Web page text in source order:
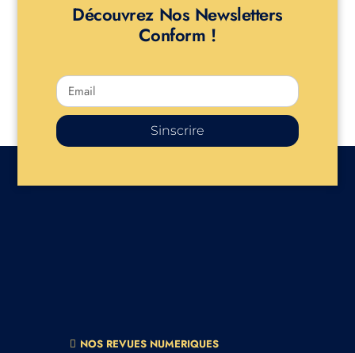
Découvrez Nos Newsletters
Conform !
Sinscrire
NOS REVUES NUMERIQUES